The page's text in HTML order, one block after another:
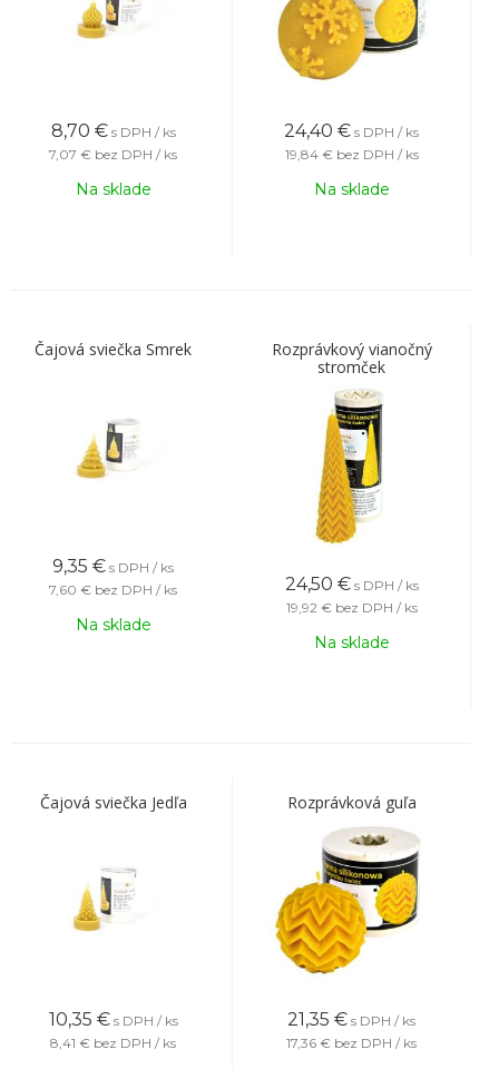
8,70 € s DPH / ks
7,07 € bez DPH / ks
Na sklade
24,40 € s DPH / ks
19,84 € bez DPH / ks
Na sklade
Čajová sviečka Smrek
9,35 € s DPH / ks
7,60 € bez DPH / ks
Na sklade
Rozprávkový vianočný
stromček
24,50 € s DPH / ks
19,92 € bez DPH / ks
Na sklade
Čajová sviečka Jedľa
10,35 € s DPH / ks
8,41 € bez DPH / ks
Rozprávková guľa
21,35 € s DPH / ks
17,36 € bez DPH / ks